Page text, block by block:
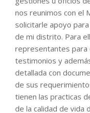
nos reunimos con el
solicitarle apoyo
de mi distrito. Para
representantes para
testimonios y
detallada con
de sus
tienen las practicas
de la calidad de vida